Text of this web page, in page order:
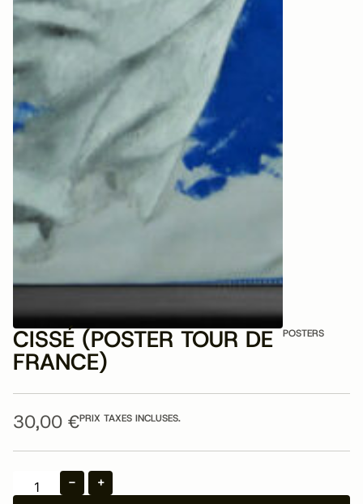
CISSÉ (POSTER TOUR DE
FRANCE)
POSTERS
30,00 €PRIX TAXES INCLUSES.
-
+